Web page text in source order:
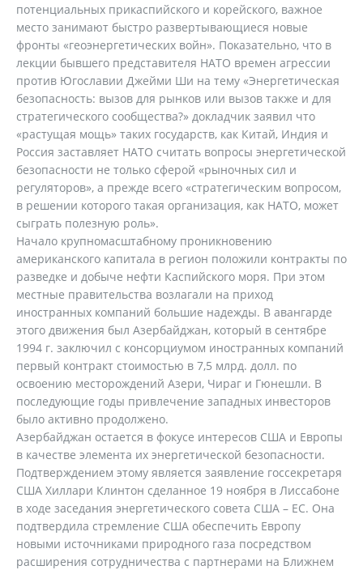
потенциальных прикаспийского и корейского, важное
место занимают быстро развертывающиеся новые
фронты «геоэнергетических войн». Показательно, что в
лекции бывшего представителя НАТО времен агрессии
против Югославии Джейми Ши на тему «Энергетическая
безопасность: вызов для рынков или вызов также и для
стратегического сообщества?» докладчик заявил что
«растущая мощь» таких государств, как Китай, Индия и
Россия заставляет НАТО считать вопросы энергетической
безопасности не только сферой «рыночных сил и
регуляторов», а прежде всего «стратегическим вопросом,
в решении которого такая организация, как НАТО, может
сыграть полезную роль».
Начало крупномасштабному проникновению
американского капитала в регион положили контракты по
разведке и добыче нефти Каспийского моря. При этом
местные правительства возлагали на приход
иностранных компаний большие надежды. В авангарде
этого движения был Азербайджан, который в сентябре
1994 г. заключил с консорциумом иностранных компаний
первый контракт стоимостью в 7,5 млрд. долл. по
освоению месторождений Азери, Чираг и Гюнешли. В
последующие годы привлечение западных инвесторов
было активно продолжено.
Азербайджан остается в фокусе интересов США и Европы
в качестве элемента их энергетической безопасности.
Подтверждением этому является заявление госсекретаря
США Хиллари Клинтон сделанное 19 ноября в Лиссабоне
в ходе заседания энергетического совета США – ЕС. Она
подтвердила стремление США обеспечить Европу
новыми источниками природного газа посредством
расширения сотрудничества с партнерами на Ближнем